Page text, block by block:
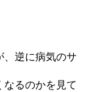
、逆に病気のサ
なるのかを見て